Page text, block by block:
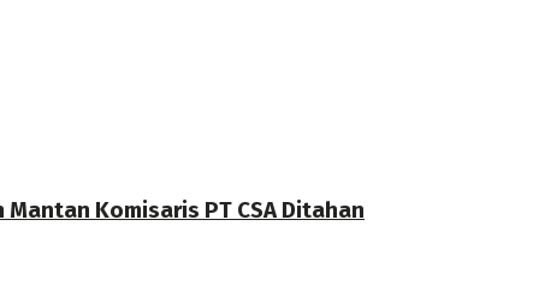
Komisaris PT CSA Ditahan